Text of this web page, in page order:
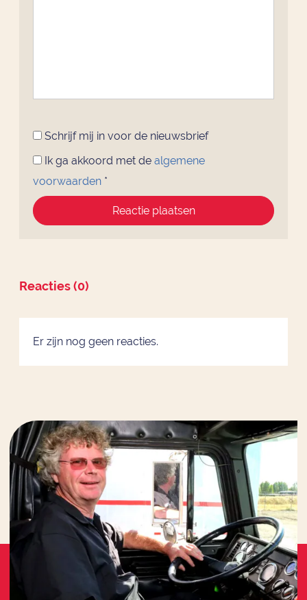
Schrijf mij in voor de nieuwsbrief
Ik ga akkoord met de algemene
voorwaarden *
Reactie plaatsen
Reacties (0)
Er zijn nog geen reacties.